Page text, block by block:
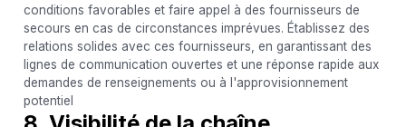
conditions favorables et faire appel à des fournisseurs de
secours en cas de circonstances imprévues. Établissez des
relations solides avec ces fournisseurs, en garantissant des
lignes de communication ouvertes et une réponse rapide aux
demandes de renseignements ou à l'approvisionnement
potentiel